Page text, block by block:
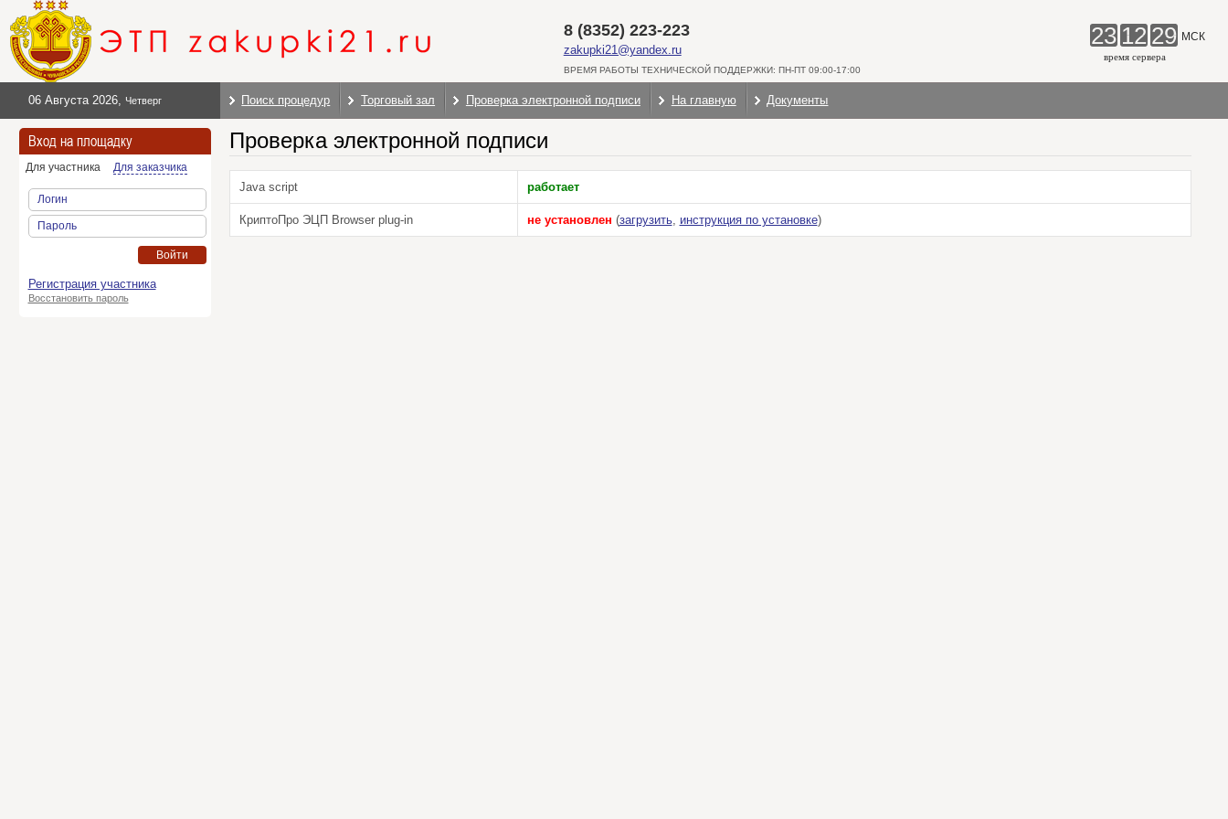
8 (8352) 223-223
zakupki21@yandex.ru
ВРЕМЯ РАБОТЫ ТЕХНИЧЕСКОЙ ПОДДЕРЖКИ: ПН-ПТ 09:00-17:00
23 12 29 МСК
время сервера
06 Августа 2026, Четверг Поиск процедур Торговый зал Проверка электронной подписи На главную Документы
Вход на площадку
Для участника Для заказчика
Логин
Пароль
Войти
Регистрация участника
Восстановить пароль
Проверка электронной подписи
Java script работает
КриптоПро ЭЦП Browser plug-in не установлен (загрузить, инструкция по установке)